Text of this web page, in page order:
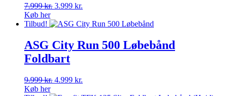
7.999kr. Den
pris
7.999 kr..
3.999 kr.
pris
3.999 kr..
Køb her
Tilbud!
ASG City Run 500 Løbebånd
Foldbart
9.999kr. Den
4.999 kr.
Køb her